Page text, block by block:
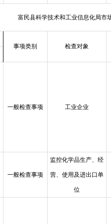
富民县科学技术和工业信息化局市
事项类别
检查对象
一般检查事项 工业企业
一般检查事项
监控化学品生产、经
营、使用及进出口单
位